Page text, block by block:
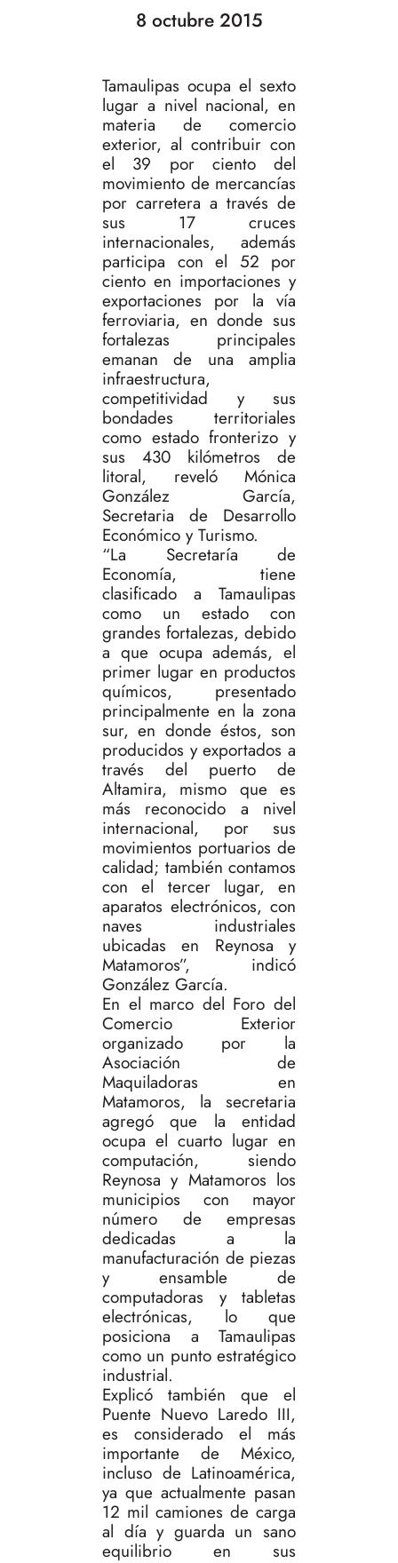
8 octubre 2015
Tamaulipas ocupa el sexto
lugar a nivel nacional, en
materia de comercio
exterior, al contribuir con
el 39 por ciento del
movimiento de mercancías
por carretera a través de
sus 17 cruces
internacionales, además
participa con el 52 por
ciento en importaciones y
exportaciones por la vía
ferroviaria, en donde sus
fortalezas principales
emanan de una amplia
infraestructura,
competitividad y sus
bondades territoriales
como estado fronterizo y
sus 430 kilómetros de
litoral, reveló Mónica
González García,
Secretaria de Desarrollo
Económico y Turismo.
“La Secretaría de
Economía, tiene
clasificado a Tamaulipas
como un estado con
grandes fortalezas, debido
a que ocupa además, el
primer lugar en productos
químicos, presentado
principalmente en la zona
sur, en donde éstos, son
producidos y exportados a
través del puerto de
Altamira, mismo que es
más reconocido a nivel
internacional, por sus
movimientos portuarios de
calidad; también contamos
con el tercer lugar, en
aparatos electrónicos, con
naves industriales
ubicadas en Reynosa y
Matamoros”, indicó
González García.
En el marco del Foro del
Comercio Exterior
organizado por la
Asociación de
Maquiladoras en
Matamoros, la secretaria
agregó que la entidad
ocupa el cuarto lugar en
computación, siendo
Reynosa y Matamoros los
municipios con mayor
número de empresas
dedicadas a la
manufacturación de piezas
y ensamble de
computadoras y tabletas
electrónicas, lo que
posiciona a Tamaulipas
como un punto estratégico
industrial.
Explicó también que el
Puente Nuevo Laredo III,
es considerado el más
importante de México,
incluso de Latinoamérica,
ya que actualmente pasan
12 mil camiones de carga
al día y guarda un sano
equilibrio en sus